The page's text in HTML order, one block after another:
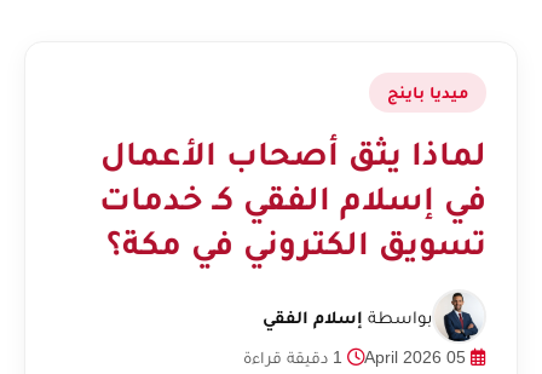
ميديا باينج
لماذا يثق أصحاب الأعمال
في إسلام الفقي كـ خدمات
تسويق الكتروني في مكة؟
بواسطة إسلام الفقي